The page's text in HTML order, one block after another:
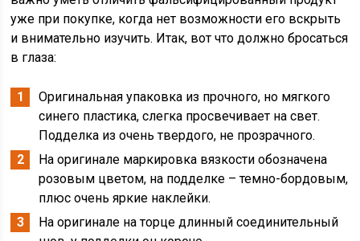
уже при покупке, когда нет возможности его вскрыть
и внимательно изучить. Итак, вот что должно бросаться
в глаза:
Оригинальная упаковка из прочного, но мягкого
синего пластика, слегка просвечивает на свет.
Подделка из очень твердого, не прозрачного.
На оригинале маркировка вязкости обозначена
розовым цветом, на подделке – темно-бордовым,
плюс очень яркие наклейки.
На оригинале на торце длинный соединительный